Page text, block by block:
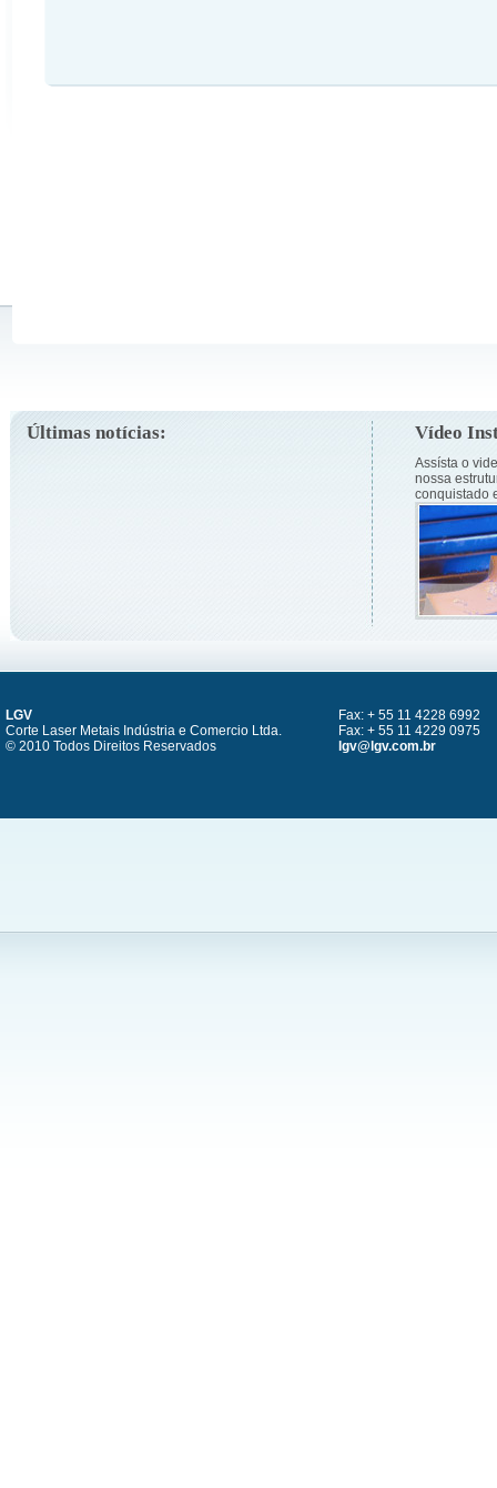
Últimas notícias: Vídeo
Assísta o
nossa
conquistado
LGV
Corte Laser Metais Indústria e Comercio Ltda.
© 2010 Todos Direitos Reservados
Fax: + 55 11 4228 6992
Fax: + 55 11 4229 0975
lgv@lgv.com.br